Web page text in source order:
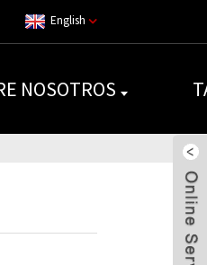
English
NOSOTROS